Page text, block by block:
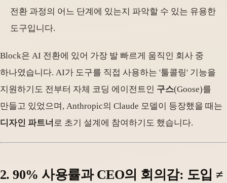
전환 과정의 어느 단계에 있는지 파악할 수 있는 유용한
도구입니다.
Block은 AI 전환에 있어 가장 발 빠르게 움직인 회사 중
하나였습니다. AI가 도구를 직접 사용하는 '툴콜링' 기능을
지원하기도 전부터 자체 코딩 에이전트인 구스(Goose)를
만들고 있었으며, Anthropic의 Claude 모델이 등장했을 때는
디자인 파트너 로 초기 설계에 참여하기도 했습니다.
2. 90% 사용률과 CEO의 회의감: 도입 ≠